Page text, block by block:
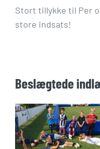
Stort tillykke til Per
store indsats!
Beslægtede